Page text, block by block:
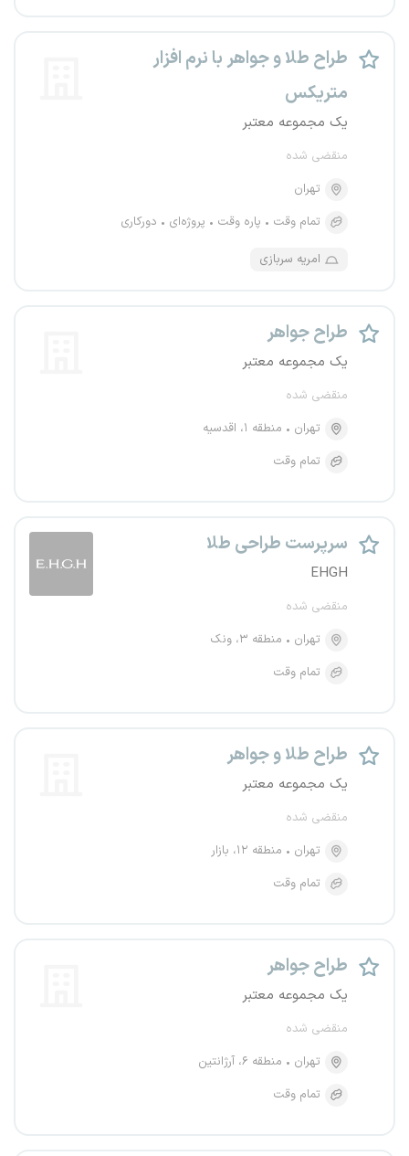
طراح طلا و جواهر با نرم افزار
متریکس
یک مجموعه معتبر
منقضی شده
تهران
تمام وقت
پاره وقت پروژه‌ای دورکاری
امریه سربازی
طراح جواهر
یک مجموعه معتبر
منقضی شده
تهران
منطقه ۱، اقدسیه
تمام وقت
سرپرست طراحی طلا
EHGH
منقضی شده
تهران
منطقه ۳، ونک
تمام وقت
طراح طلا و جواهر
یک مجموعه معتبر
منقضی شده
تهران
منطقه ۱۲، بازار
تمام وقت
طراح جواهر
یک مجموعه معتبر
منقضی شده
تهران
منطقه ۶، آرژانتین
تمام وقت